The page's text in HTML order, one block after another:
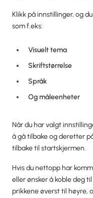
Klikk på innstillinger, og
som f.eks:
Visuelt tema
Skriftstørrelse
Språk
Og måleenheter
Når du har valgt
å gå tilbake og deretter
tilbake til startskjermen.
Hvis du nettopp har
eller ønsker å koble deg
prikkene øverst til høyre,